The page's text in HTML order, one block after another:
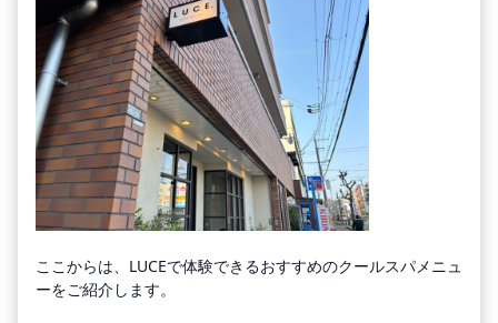
ここからは、LUCEで体験できるおすすめのクールスパメニュ
ーをご紹介します。